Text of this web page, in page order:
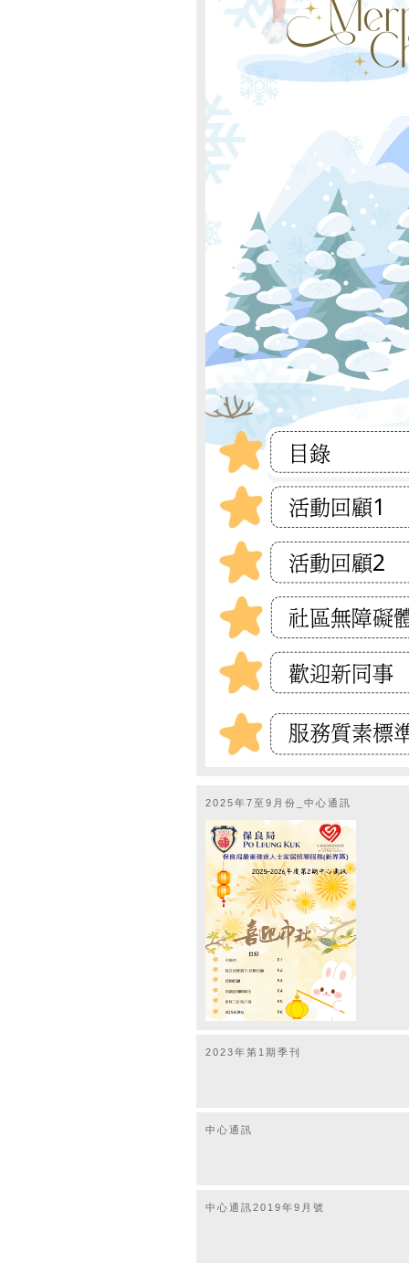
2025年7至9月份_中心通訊
2023年第1期季刊
中心通訊
中心通訊2019年9月號